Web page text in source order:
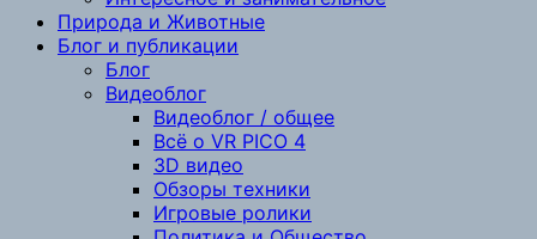
Природа и Животные
Блог и публикации
Блог
Видеоблог
Видеоблог / общее
Всё о VR PICO 4
3D видео
Обзоры техники
Игровые ролики